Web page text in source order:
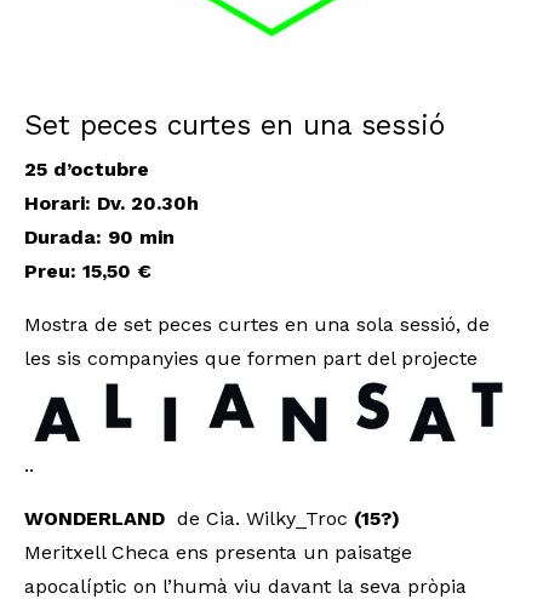
Set peces curtes en una sessió
25 d’octubre
Horari: Dv. 20.30h
Durada: 90 min
Preu: 15,50 €
Mostra de set peces curtes en una sola sessió, de
les sis companyies que formen part del projecte
..
WONDERLAND de Cia. Wilky_Troc (15?)
Meritxell Checa ens presenta un paisatge
apocalíptic on l’humà viu davant la seva pròpia